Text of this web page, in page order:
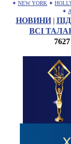
✦ NEW YORK ✦
✦
НОВИНИ|
ВСІ
7627